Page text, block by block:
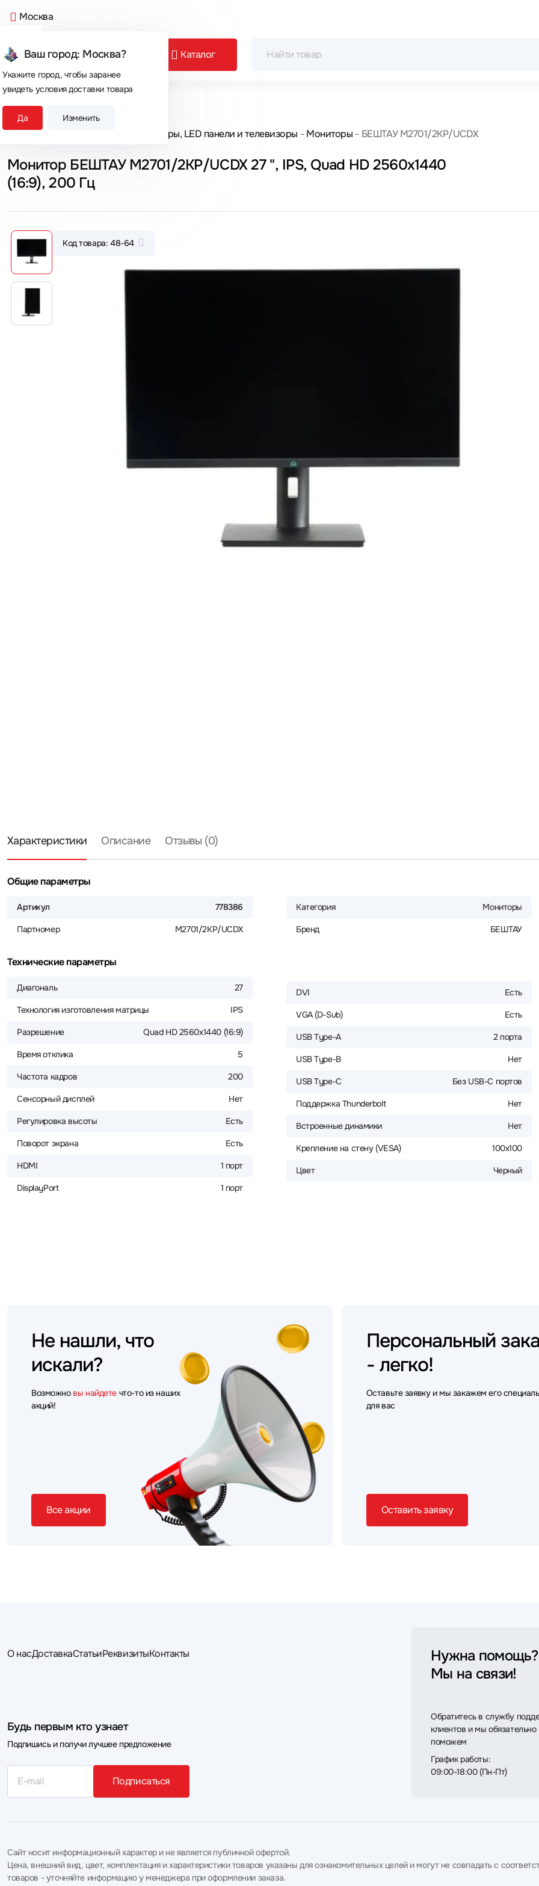
Москва
Ваш город: Москва?
Укажите город, чтобы заранее
увидеть условия доставки товара
Да Изменить
Каталог
Сегодня покупают
Главная Мониторы, LED панели и телевизоры Мониторы БЕШТАУ M2701/2KP/UCDX
Монитор БЕШТАУ M2701/2KP/UCDX 27 ", IPS, Quad HD 2560x1440
(16:9), 200 Гц
Код товара: 48-64
Характеристики Описание Отзывы (0)
Общие параметры
Артикул 778386
Партномер M2701/2KP/UCDX
Категория Мониторы
Бренд БЕШТАУ
Технические параметры
Диагональ 27
Технология изготовления матрицы IPS
Разрешение Quad HD 2560x1440 (16:9)
Время отклика 5
Частота кадров 200
Сенсорный дисплей Нет
Регулировка высоты Есть
Поворот экрана Есть
HDMI 1 порт
DisplayPort 1 порт
DVI Есть
VGA (D-Sub) Есть
USB Type-A 2 порта
USB Type-B Нет
USB Type-C Без USB-С портов
Поддержка Thunderbolt Нет
Встроенные динамики Нет
Крепление на стену (VESA) 100x100
Цвет Черный
Не нашли, что
искали?
Возможно вы найдете что-то из наших
акций!
Все акции
Персональный
- легко!
Оставьте заявку и мы закажем его
для вас
Оставить заявку
О насДоставкаСтатьиРеквизитыКонтакты
Будь первым кто узнает
Подпишись и получи лучшее предложение
Подписаться
Нужна помощь?
Мы на связи!
Обратитесь в службу
клиентов и мы
поможем
График работы:
09:00-18:00 (Пн-Пт)
Сайт носит информационный характер и не является публичной офертой.
Цена, внешний вид, цвет, комплектация и характеристики товаров указаны для ознакомительных целей и могут не совпадать с
товаров - уточняйте информацию у менеджера при оформлении заказа.